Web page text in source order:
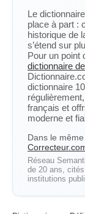
Le
place à part :
historique de
s’étend sur
Pour un point
dictionnaire
dictionnaire
français et
moderne et
Dans le
Réseau
de 20 ans,
institutions